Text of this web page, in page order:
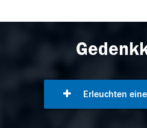
Erleuchten